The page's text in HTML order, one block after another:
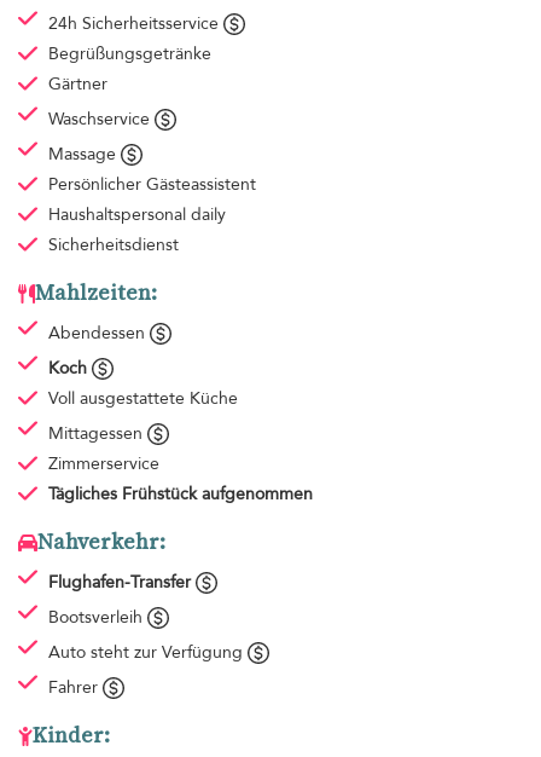
24h Sicherheitsservice
Begrüßungsgetränke
Gärtner
Waschservice
Massage
Persönlicher Gästeassistent
Haushaltspersonal daily
Sicherheitsdienst
Mahlzeiten:
Abendessen
Koch
Voll ausgestattete Küche
Mittagessen
Zimmerservice
Tägliches Frühstück aufgenommen
Nahverkehr:
Flughafen-Transfer
Bootsverleih
Auto steht zur Verfügung
Fahrer
Kinder: